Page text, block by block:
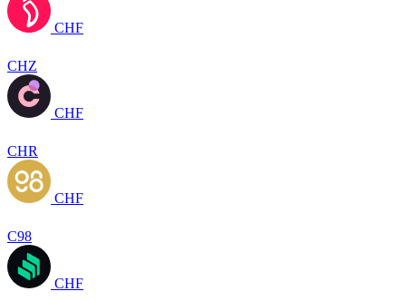
CHF
CHZ
CHF
CHR
CHF
C98
CHF